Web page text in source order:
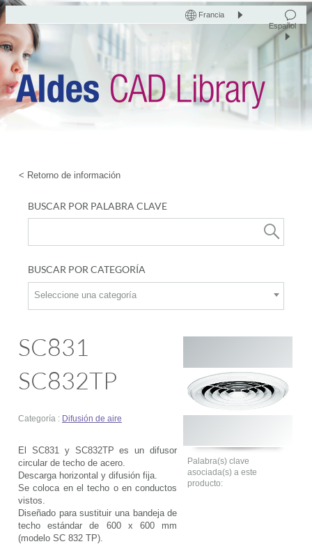
Francia
Español
< Retorno de información
BUSCAR POR PALABRA CLAVE
BUSCAR POR CATEGORÍA
Seleccione una categoría
SC831
SC832TP
Categoría : Difusión de aire
El SC831 y SC832TP es un difusor
circular de techo de acero.
Descarga horizontal y difusión fija.
Se coloca en el techo o en conductos
vistos.
Diseñado para sustituir una bandeja de
techo estándar de 600 x 600 mm
(modelo SC 832 TP).
Palabra(s) clave
asociada(s) a este
producto: